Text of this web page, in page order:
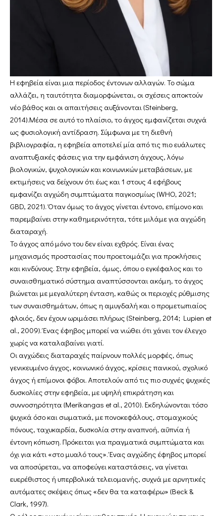
Η εφηβεία είναι μια περίοδος έντονων αλλαγών. Το σώμα
αλλάζει, η ταυτότητα διαμορφώνεται, οι σχέσεις αποκτούν
νέο βάθος και οι απαιτήσεις αυξάνονται (Steinberg,
2014).Μέσα σε αυτό το πλαίσιο, το άγχος εμφανίζεται συχνά
ως φυσιολογική αντίδραση. Σύμφωνα με τη διεθνή
βιβλιογραφία, η εφηβεία αποτελεί μία από τις πιο ευάλωτες
αναπτυξιακές φάσεις για την εμφάνιση άγχους, λόγω
βιολογικών, ψυχολογικών και κοινωνικών μεταβάσεων, με
εκτιμήσεις να δείχνουν ότι έως και 1 στους 4 εφήβους
εμφανίζει αγχώδη συμπτώματα παγκοσμίως (WHO, 2021;
GBD, 2021). Όταν όμως το άγχος γίνεται έντονο, επίμονο και
παρεμβαίνει στην καθημερινότητα, τότε μιλάμε για αγχώδη
διαταραχή.
Το άγχος από μόνο του δεν είναι εχθρός. Είναι ένας
μηχανισμός προστασίας που προετοιμάζει για προκλήσεις
και κινδύνους. Στην εφηβεία, όμως, όπου ο εγκέφαλος και το
συναισθηματικό σύστημα αναπτύσσονται ακόμη, το άγχος
βιώνεται με μεγαλύτερη ένταση, καθώς οι περιοχές ρύθμισης
των συναισθημάτων, όπως η αμυγδαλή και ο προμετωπιαίος
φλοιός, δεν έχουν ωριμάσει πλήρως (Steinberg, 2014; Lupien et
al., 2009). Ένας έφηβος μπορεί να νιώθει ότι χάνει τον έλεγχο
χωρίς να καταλαβαίνει γιατί.
Οι αγχώδεις διαταραχές παίρνουν πολλές μορφές, όπως
γενικευμένο άγχος, κοινωνικό άγχος, κρίσεις πανικού, σχολικό
άγχος ή επίμονοι φόβοι. Αποτελούν από τις πιο συχνές ψυχικές
δυσκολίες στην εφηβεία, με υψηλή επικράτηση και
συννοσηρότητα (Merikangas et al., 2010). Εκδηλώνονται τόσο
ψυχικά όσο και σωματικά, με πονοκεφάλους, στομαχικούς
πόνους, ταχυκαρδία, δυσκολία στην αναπνοή, αϋπνία ή
έντονη κόπωση. Πρόκειται για πραγματικά συμπτώματα και
όχι για κάτι «στο μυαλό τους». Ένας αγχώδης έφηβος μπορεί
να αποσύρεται, να αποφεύγει καταστάσεις, να γίνεται
ευερέθιστος ή υπερβολικά τελειομανής, συχνά με αρνητικές
αυτόματες σκέψεις όπως «δεν θα τα καταφέρω» (Beck &
Clark, 1997).